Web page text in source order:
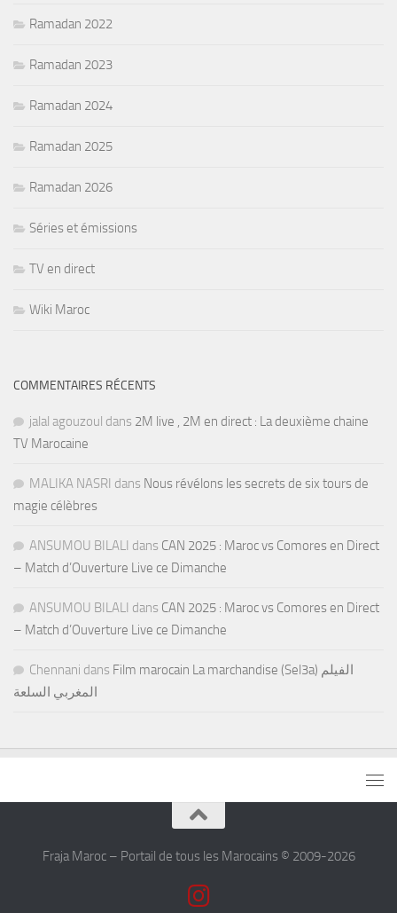
Ramadan 2022
Ramadan 2023
Ramadan 2024
Ramadan 2025
Ramadan 2026
Séries et émissions
TV en direct
Wiki Maroc
COMMENTAIRES RÉCENTS
jalal agouzoul dans 2M live , 2M en direct : La deuxième chaine
TV Marocaine
MALIKA NASRI dans Nous révélons les secrets de six tours de
magie célèbres
ANSUMOU BILALI dans CAN 2025 : Maroc vs Comores en Direct
– Match d’Ouverture Live ce Dimanche
ANSUMOU BILALI dans CAN 2025 : Maroc vs Comores en Direct
– Match d’Ouverture Live ce Dimanche
Chennani dans Film marocain La marchandise (Sel3a) الفيلم
المغربي السلعة
Fraja Maroc – Portail de tous les Marocains © 2009-2026